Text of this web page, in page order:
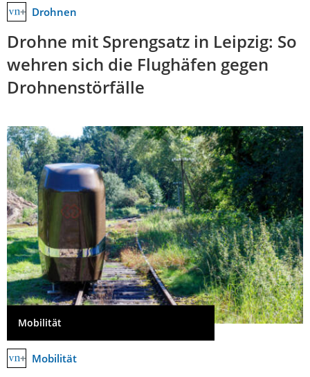
Drohnen
Drohne mit Sprengsatz in Leipzig: So
wehren sich die Flughäfen gegen
Drohnenstörfälle
Mobilität
Mobilität